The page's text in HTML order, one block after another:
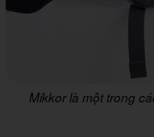
Mikkor là một trong